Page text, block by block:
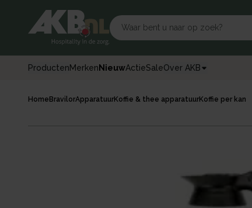
ProductenMerkenNieuwActieSaleOver AKB
Home BravilorApparatuurKoffie & thee apparatuurKoffie per kan